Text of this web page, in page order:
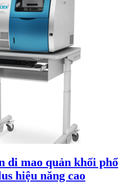
di mao quản khối phổ
hiệu năng cao